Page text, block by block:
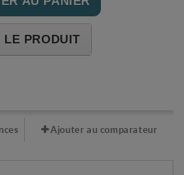
LE PRODUIT
Ajouter au comparateur